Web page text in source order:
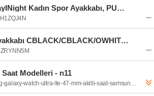
PUMA BELLA DONNA DayINight Kadın Spor Ayakkabı, PUMA Black-PUMA Silver, 35.5 : Amazon.com.tr: Moda
adidas Erkek PARK ST Ayakkabı CBLACK/CBLACK/OWHITE 44 2/3 : Amazon.com.tr: Moda
Saat Modelleri - n11
https://www.n11.com/urun/samsung-galaxy-watch-ultra-lte-47-mm-akilli-saat-samsung-turkiye-garantili-56077661?magaza=mediamarkt